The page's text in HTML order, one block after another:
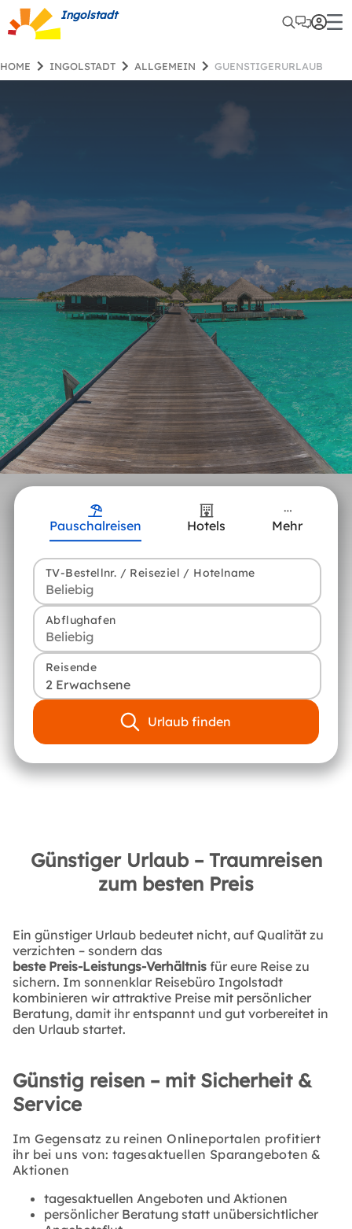
Ingolstadt
HOME INGOLSTADT ALLGEMEIN GUENSTIGERURLAUB
Pauschalreisen Hotels Mehr
TV-Bestellnr. / Reiseziel / Hotelname
Abflughafen
Reisende
2 Erwachsene
Urlaub finden
Günstiger Urlaub – Traumreisen
zum besten Preis
Ein günstiger Urlaub bedeutet nicht, auf Qualität zu
verzichten – sondern das
beste Preis-Leistungs-Verhältnis für eure Reise zu
sichern. Im sonnenklar Reisebüro Ingolstadt
kombinieren wir attraktive Preise mit persönlicher
Beratung, damit ihr entspannt und gut vorbereitet in
den Urlaub startet.
Günstig reisen – mit Sicherheit &
Service
Im Gegensatz zu reinen Onlineportalen profitiert
ihr bei uns von: tagesaktuellen Sparangeboten &
Aktionen
tagesaktuellen Angeboten und Aktionen
persönlicher Beratung statt unübersichtlicher